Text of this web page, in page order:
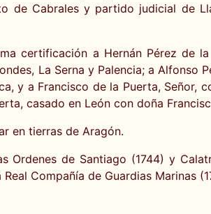
de Cabrales y partido judicial de
certificación a Hernán Pérez de
La Serna y Palencia; a
y a Francisco de la Puerta,
casado en León con doña
en tierras de Aragón.
Ordenes de Santiago (1744) y
Real Compañía de Guardias Marinas